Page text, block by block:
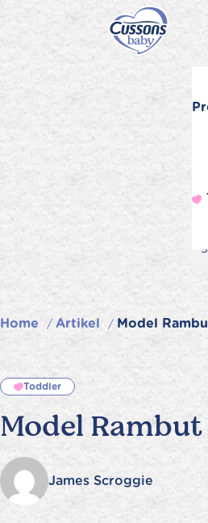
Search
Home / Artikel / Model
Toddler
Model
James Scroggie